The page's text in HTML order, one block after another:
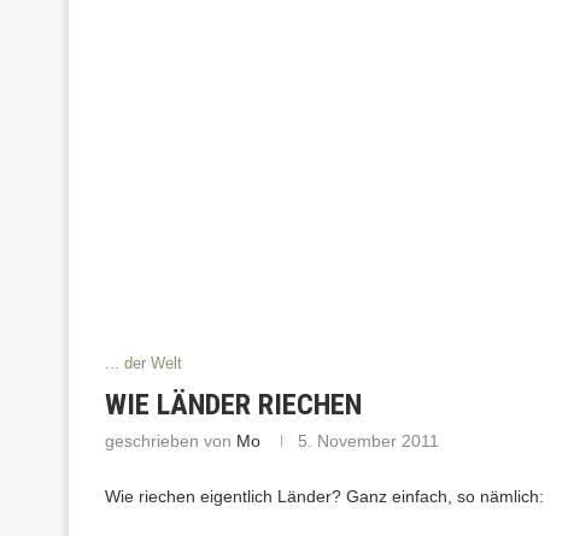
... der Welt
WIE LÄNDER RIECHEN
geschrieben von Mo 5. November 2011
Wie riechen eigentlich Länder? Ganz einfach, so nämlich: